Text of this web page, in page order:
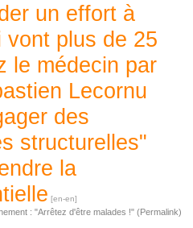
un effort à
vont plus de 25
le médecin par
Lecornu
des
structurelles"
la
: "Arrêtez d'être malades !" (Permalink)